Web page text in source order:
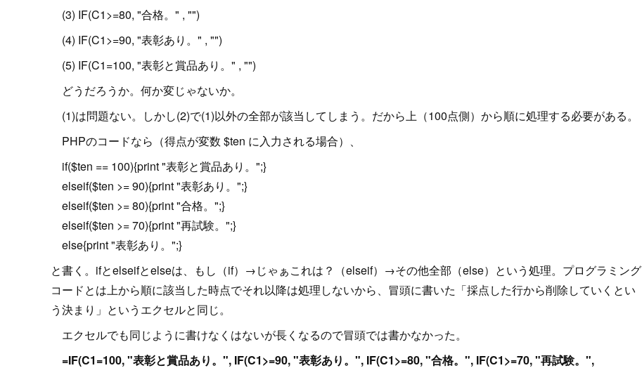
(3) IF(C1>=80, "合格。" , "")
(4) IF(C1>=90, "表彰あり。" , "")
(5) IF(C1=100, "表彰と賞品あり。" , "")
どうだろうか。何か変じゃないか。
(1)は問題ない。しかし(2)で(1)以外の全部が該当してしまう。だから上（100点側）から順に処理する必要がある。
PHPのコードなら（得点が変数 $ten に入力される場合）、
if($ten == 100){print "表彰と賞品あり。";}
elseif($ten >= 90){print "表彰あり。";}
elseif($ten >= 80){print "合格。";}
elseif($ten >= 70){print "再試験。";}
else{print "表彰あり。";}
と書く。ifとelseifとelseは、もし（if）→じゃぁこれは？（elseif）→その他全部（else）という処理。プログラミング
コードとは上から順に該当した時点でそれ以降は処理しないから、冒頭に書いた「採点した行から削除していくとい
う決まり」というエクセルと同じ。
エクセルでも同じように書けなくはないが長くなるので冒頭では書かなかった。
=IF(C1=100, "表彰と賞品あり。", IF(C1>=90, "表彰あり。", IF(C1>=80, "合格。", IF(C1>=70, "再試験。",